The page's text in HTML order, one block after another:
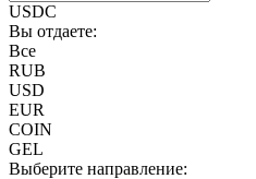
USDC
Вы отдаете:
Все
RUB
USD
EUR
COIN
GEL
Выберите направление: